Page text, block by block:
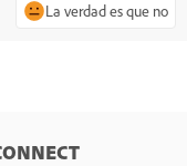
La verdad es que no